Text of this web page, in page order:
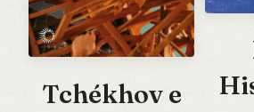
Tchékhov e